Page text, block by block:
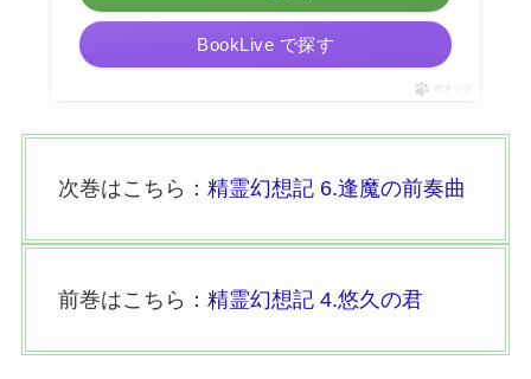
BookLive で探す
ポチップ
次巻はこちら： 精霊幻想記 6.逢魔の前奏曲
前巻はこちら： 精霊幻想記 4.悠久の君